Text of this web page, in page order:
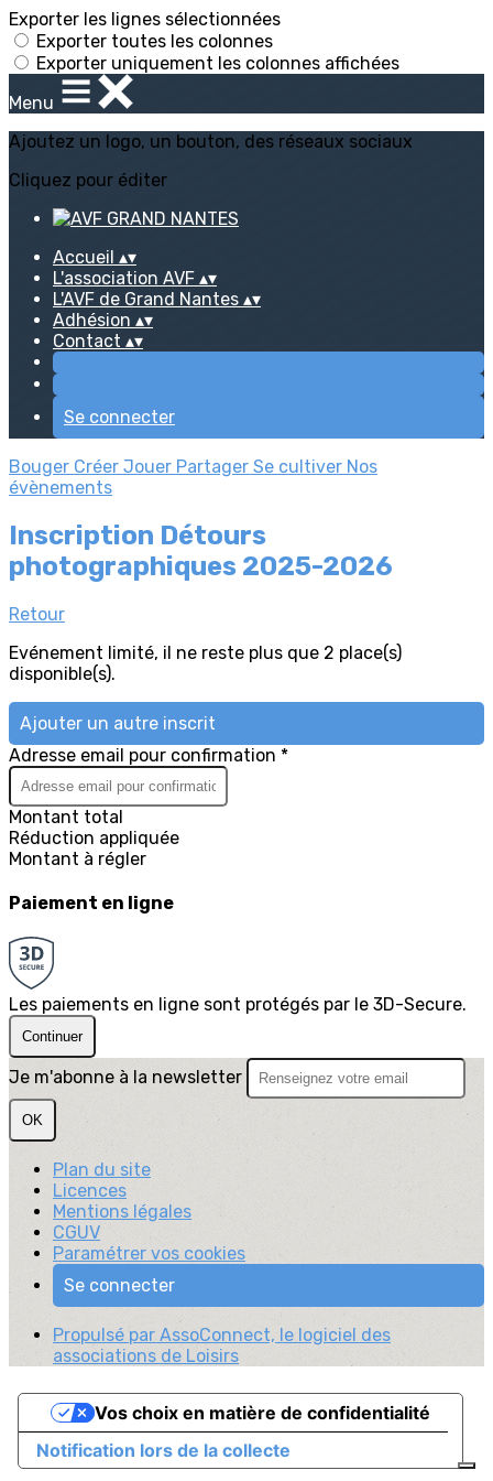
Exporter les lignes sélectionnées
Exporter toutes les colonnes
Exporter uniquement les colonnes affichées
Menu
Ajoutez un logo, un bouton, des réseaux sociaux
Cliquez pour éditer
Accueil ▴▾
L'association AVF ▴▾
L'AVF de Grand Nantes ▴▾
Adhésion ▴▾
Contact ▴▾
Se connecter
Bouger Créer Jouer Partager Se cultiver Nos
évènements
Inscription Détours
photographiques 2025-2026
Retour
Evénement limité, il ne reste plus que 2 place(s)
disponible(s).
Ajouter un autre inscrit
Adresse email pour confirmation *
Montant total
Réduction appliquée
Montant à régler
Paiement en ligne
Les paiements en ligne sont protégés par le 3D-Secure.
Continuer
Je m'abonne à la newsletter
OK
Plan du site
Licences
Mentions légales
CGUV
Paramétrer vos cookies
Se connecter
Propulsé par AssoConnect, le logiciel des
associations de Loisirs
Notification lors de la collecte
Vos choix en matière de confidentialité